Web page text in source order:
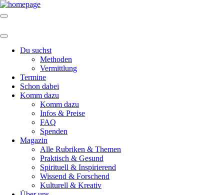
Du suchst
Methoden
Vermittlung
Termine
Schon dabei
Komm dazu
Komm dazu
Infos & Preise
FAQ
Spenden
Magazin
Alle Rubriken & Themen
Praktisch & Gesund
Spirituell & Inspirierend
Wissend & Forschend
Kulturell & Kreativ